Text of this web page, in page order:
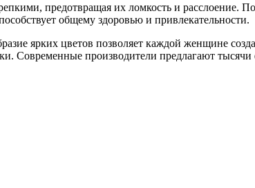
предотвращая их ломкость и расслоение.
общему здоровью и привлекательности.
ярких цветов позволяет каждой женщине
Современные производители предлагают